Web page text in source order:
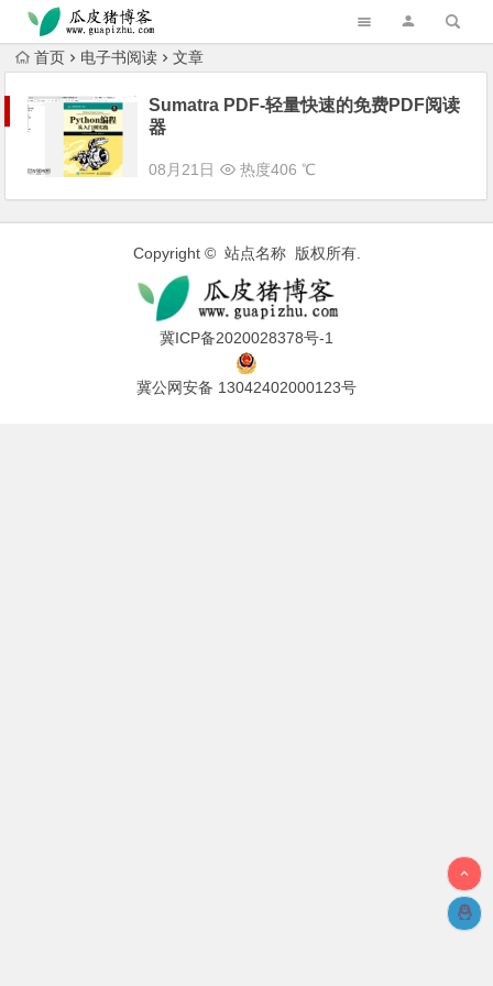
跳转到主内容
首页 电子书阅读 文章
Sumatra PDF-轻量快速的免费PDF阅读
器
08月21日 热度406 ℃
Copyright © 站点名称 版权所有.
冀ICP备2020028378号-1
冀公网安备 13042402000123号